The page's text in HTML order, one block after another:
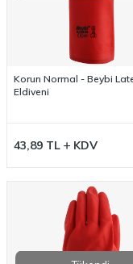
Korun Normal - Beybi
Eldiveni
43,89 TL KDV